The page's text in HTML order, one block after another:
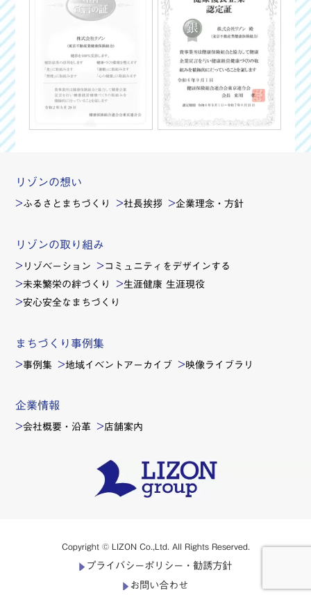
リゾンの想い
ふるさとまちづくり 社長挨拶 企業理念・方針
リゾンの取り組み
リゾベーション コミュニティをデザインする
未来繁栄の絆づくり 生涯健康 生涯現役
安心安全なまちづくり
まちづくり事例集
事例集 地域イベントアーカイブ 映像ライブラリ
企業情報
会社概要・沿革 店舗案内
Copyright © LIZON Co.,Ltd. All Rights Reserved.
プライバシーポリシー・勧誘方針
お問い合わせ